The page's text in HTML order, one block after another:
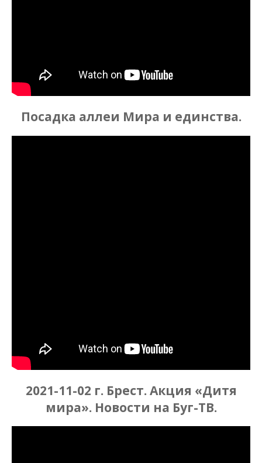
Посадка аллеи Мира и единства.
2021-11-02 г. Брест. Акция «Дитя
мира». Новости на Буг-ТВ.